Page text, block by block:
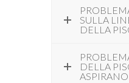
SULLA
DELLA
DELLA
ASPIRANO